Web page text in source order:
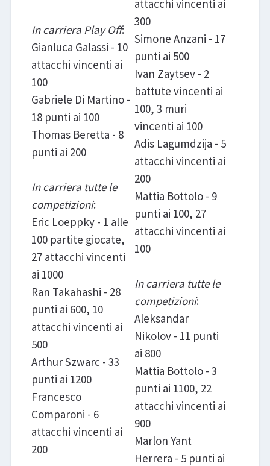
In carriera Play Off:
Gianluca Galassi - 10
attacchi vincenti ai
100
Gabriele Di Martino -
18 punti ai 100
Thomas Beretta - 8
punti ai 200
In carriera tutte le
competizioni:
Eric Loeppky - 1 alle
100 partite giocate,
27 attacchi vincenti
ai 1000
Ran Takahashi - 28
punti ai 600, 10
attacchi vincenti ai
500
Arthur Szwarc - 33
punti ai 1200
Francesco
Comparoni - 6
attacchi vincenti ai
200
attacchi vincenti ai
300
Simone Anzani - 17
punti ai 500
Ivan Zaytsev - 2
battute vincenti ai
100, 3 muri
vincenti ai 100
Adis Lagumdzija - 5
attacchi vincenti ai
200
Mattia Bottolo - 9
punti ai 100, 27
attacchi vincenti ai
100
In carriera tutte le
competizioni:
Aleksandar
Nikolov - 11 punti
ai 800
Mattia Bottolo - 3
punti ai 1100, 22
attacchi vincenti ai
900
Marlon Yant
Herrera - 5 punti ai